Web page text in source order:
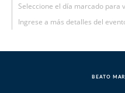
Seleccione el día marcado para
Ingrese a más detalles del
BEATO